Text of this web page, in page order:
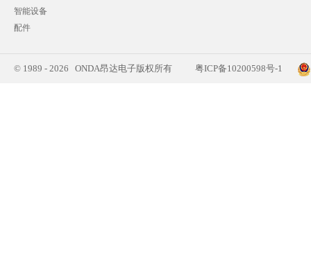
智能设备
配件
© 1989 - 2026 ONDA昂达电子版权所有 粤ICP备10200598号-1